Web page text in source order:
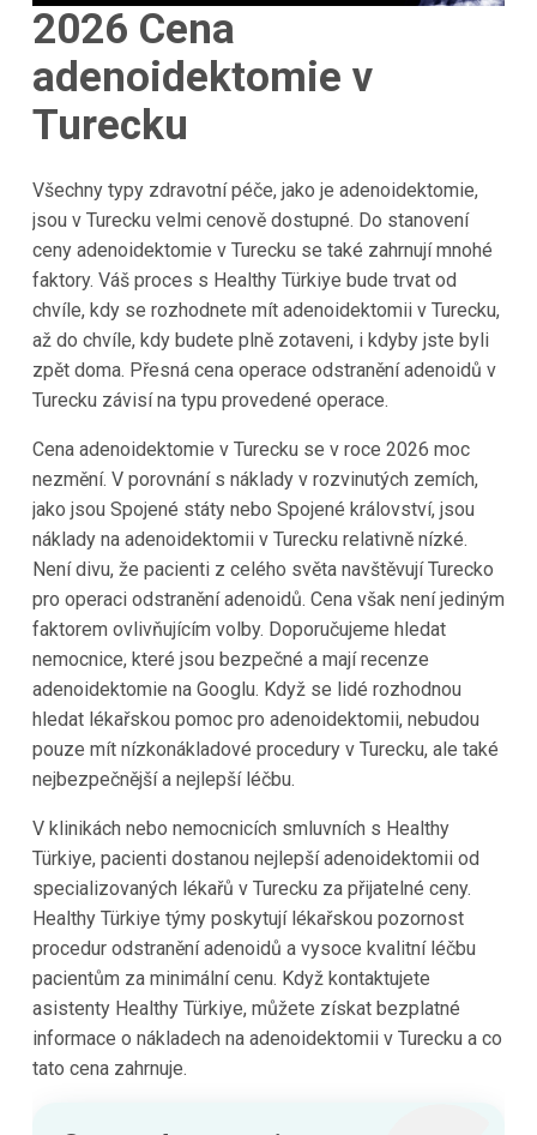
2026 Cena
adenoidektomie v
Turecku
Všechny typy zdravotní péče, jako je adenoidektomie,
jsou v Turecku velmi cenově dostupné. Do stanovení
ceny adenoidektomie v Turecku se také zahrnují mnohé
faktory. Váš proces s Healthy Türkiye bude trvat od
chvíle, kdy se rozhodnete mít adenoidektomii v Turecku,
až do chvíle, kdy budete plně zotaveni, i kdyby jste byli
zpět doma. Přesná cena operace odstranění adenoidů v
Turecku závisí na typu provedené operace.
Cena adenoidektomie v Turecku se v roce 2026 moc
nezmění. V porovnání s náklady v rozvinutých zemích,
jako jsou Spojené státy nebo Spojené království, jsou
náklady na adenoidektomii v Turecku relativně nízké.
Není divu, že pacienti z celého světa navštěvují Turecko
pro operaci odstranění adenoidů. Cena však není jediným
faktorem ovlivňujícím volby. Doporučujeme hledat
nemocnice, které jsou bezpečné a mají recenze
adenoidektomie na Googlu. Když se lidé rozhodnou
hledat lékařskou pomoc pro adenoidektomii, nebudou
pouze mít nízkonákladové procedury v Turecku, ale také
nejbezpečnější a nejlepší léčbu.
V klinikách nebo nemocnicích smluvních s Healthy
Türkiye, pacienti dostanou nejlepší adenoidektomii od
specializovaných lékařů v Turecku za přijatelné ceny.
Healthy Türkiye týmy poskytují lékařskou pozornost
procedur odstranění adenoidů a vysoce kvalitní léčbu
pacientům za minimální cenu. Když kontaktujete
asistenty Healthy Türkiye, můžete získat bezplatné
informace o nákladech na adenoidektomii v Turecku a co
tato cena zahrnuje.